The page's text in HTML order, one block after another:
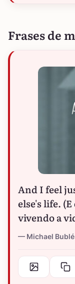
Frases de
And I feel
else's life.
vivendo a
Michael Bublé